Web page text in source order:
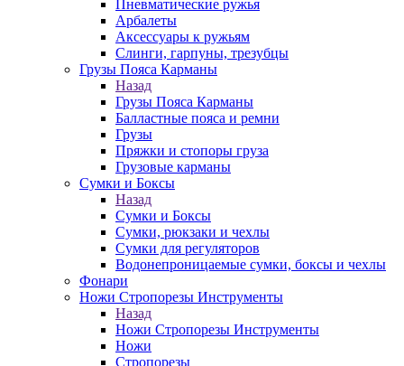
Пневматические ружья
Арбалеты
Аксессуары к ружьям
Слинги, гарпуны, трезубцы
Грузы Пояса Карманы
Назад
Грузы Пояса Карманы
Балластные пояса и ремни
Грузы
Пряжки и стопоры груза
Грузовые карманы
Сумки и Боксы
Назад
Сумки и Боксы
Сумки, рюкзаки и чехлы
Сумки для регуляторов
Водонепроницаемые сумки, боксы и чехлы
Фонари
Ножи Стропорезы Инструменты
Назад
Ножи Стропорезы Инструменты
Ножи
Стропорезы